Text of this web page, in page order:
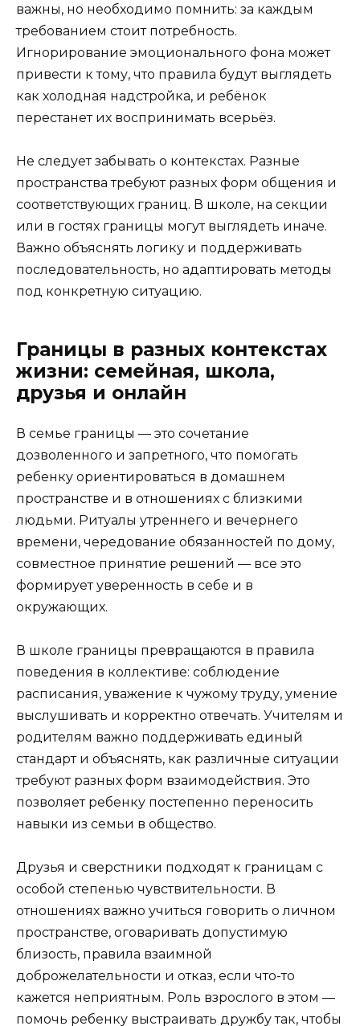
важны, но необходимо помнить: за каждым
требованием стоит потребность.
Игнорирование эмоционального фона может
привести к тому, что правила будут выглядеть
как холодная надстройка, и ребёнок
перестанет их воспринимать всерьёз.
Не следует забывать о контекстах. Разные
пространства требуют разных форм общения и
соответствующих границ. В школе, на секции
или в гостях границы могут выглядеть иначе.
Важно объяснять логику и поддерживать
последовательность, но адаптировать методы
под конкретную ситуацию.
Границы в разных контекстах
жизни: семейная, школа,
друзья и онлайн
В семье границы — это сочетание
дозволенного и запретного, что помогать
ребенку ориентироваться в домашнем
пространстве и в отношениях с близкими
людьми. Ритуалы утреннего и вечернего
времени, чередование обязанностей по дому,
совместное принятие решений — все это
формирует уверенность в себе и в
окружающих.
В школе границы превращаются в правила
поведения в коллективе: соблюдение
расписания, уважение к чужому труду, умение
выслушивать и корректно отвечать. Учителям и
родителям важно поддерживать единый
стандарт и объяснять, как различные ситуации
требуют разных форм взаимодействия. Это
позволяет ребенку постепенно переносить
навыки из семьи в общество.
Друзья и сверстники подходят к границам с
особой степенью чувствительности. В
отношениях важно учиться говорить о личном
пространстве, оговаривать допустимую
близость, правила взаимной
доброжелательности и отказ, если что-то
кажется неприятным. Роль взрослого в этом —
помочь ребенку выстраивать дружбу так, чтобы